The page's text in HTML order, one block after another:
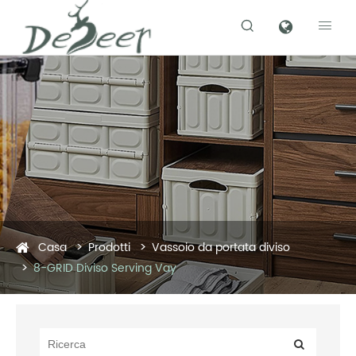
 
Casa Prodotti
Vassoio da portata diviso
8-GRID Diviso Serving Vay